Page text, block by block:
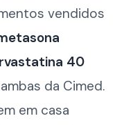
vendidos
40
da Cimed.
em casa